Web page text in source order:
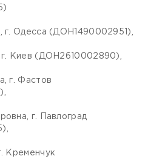
г. Одесса (ДОН1490002951),
Киев (ДОН2610002890),
г. Фастов
г. Павлоград
Кременчук